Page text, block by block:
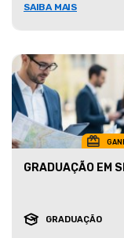
SAIBA MAIS
GRADUAÇÃO EM
GRADUAÇÃO